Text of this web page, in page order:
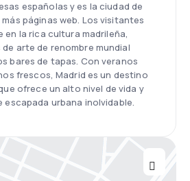
españolas y es la ciudad de
páginas web. Los visitantes
en la rica cultura madrileña,
arte de renombre mundial
bares de tapas. Con veranos
frescos, Madrid es un destino
ofrece un alto nivel de vida y
escapada urbana inolvidable.